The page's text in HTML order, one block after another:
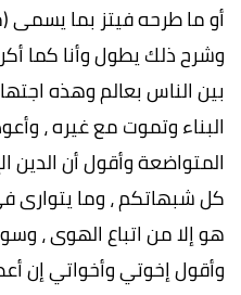
أو ما طرحه فيتز بما يسمى
وشرح ذلك يطول وأنا كما
بين الناس بعالم وهذه
البناء وتموت مع غيره ،
المتواضعة وأقول أن
كل شبهاتكم ، وما يتوارى
هو إلا من اتباع الهوى ،
وأقول إخوتي وأخواتي إن